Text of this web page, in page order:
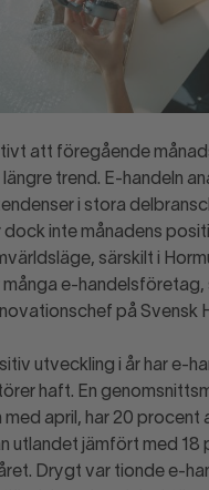
att föregående
trend. E-handeln
i stora
dock inte månadens
särskilt i
e-handelsföretag,
på Svensk
utveckling i år har e-
haft. En
med april, har 20 procent
utlandet jämfört med 18
Drygt var tionde e-